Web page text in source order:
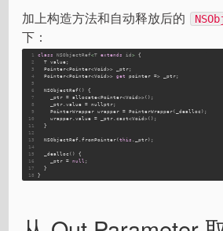
加上构造方法和自动释放后的
下：
1
2
3
4
5
6
7
8
9
10
11
12
13
14
15
16
17
18
class NSObjectRef<T extends id> {
  T value;
  Pointer<Pointer<Void>> _ptr;
  Pointer<Pointer<Void>>
get pointer => _ptr;
  NSObjectRef() {
    _ptr = allocate<Pointer<Void>>();
    _ptr.value = nullptr;
    PointerWrapper wrapper = PointerWrapper(_dealloc);
    wrapper.value = _ptr.cast<Void>();
  }
  NSObjectRef.fromPointer(
this ._ptr);
  _dealloc() {
    _ptr =
null ;
  }
}